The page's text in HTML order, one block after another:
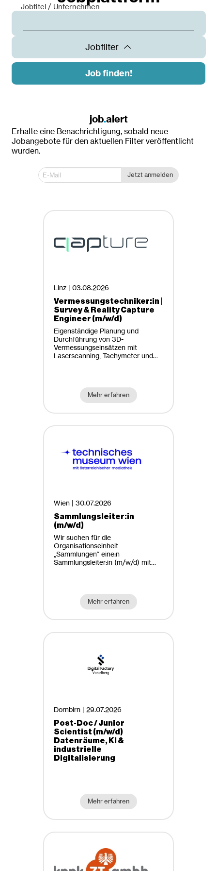
Jobfilter
Jobtitel / Unternehmen
Ort
Innsbruck
Klagenfurt
Linz
Wien
Wien / Linz
Anstellungsart
Freie Mitarbeiter, Projektmitarbeiter
Lehre, Ausbildung
Praktikum
Selbstständig, Freelancer
Studentenjobs, Ferialjobs
Studienrichtungen
Bau- und Umweltingenieurwesen
Elektrotechnik und Informationstechnik
Geodäsie und Geoinformation
Studierende mit IT-Affinität
Technische Mathematik
(Wirtschafts-) Informatik & Data
Science
(Wirtschaftsingenieurwesen-)
Maschinenbau &
Materialwissenschaften
Vollzeit
Arbeitsort
Büro
Homeoffice möglich
Job finden!
job.alert
Erhalte eine Benachrichtigung, sobald neue
Jobangebote für den aktuellen Filter veröffentlicht
wurden.
Jetzt anmelden
Linz | 03.08.2026
Vermessungstechniker:in |
Survey & Reality Capture
Engineer (m/w/d)
Eigenständige Planung und
Durchführung von 3D-
Vermessungseinsätzen mit
Laserscanning, Tachymeter und
Mehr erfahren
Wien | 30.07.2026
Sammlungsleiter:in
(m/w/d)
Wir suchen für die
Organisationseinheit
„Sammlungen“ eine:n
Sammlungsleiter:in (m/w/d) mit
Mehr erfahren
Dornbirn | 29.07.2026
Post-Doc / Junior
Scientist (m/w/d)
Datenräume, KI &
industrielle
Digitalisierung
Mehr erfahren